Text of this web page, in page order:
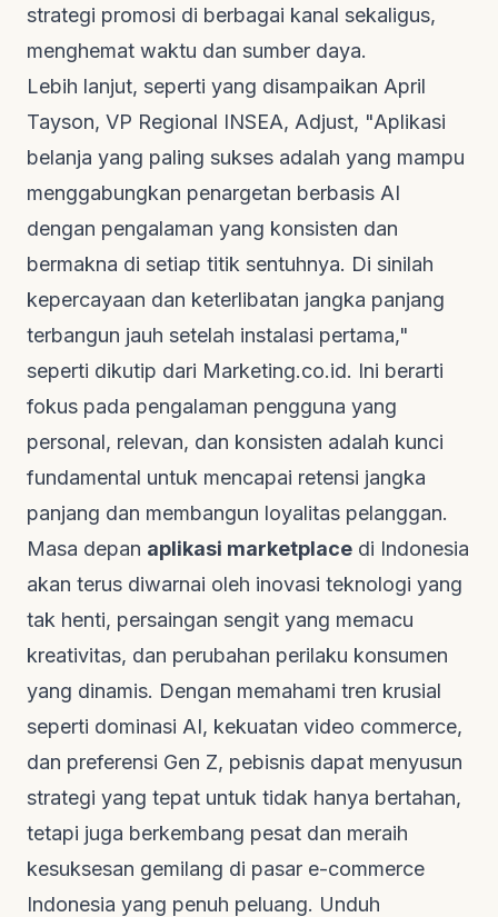
strategi promosi di berbagai kanal sekaligus,
menghemat waktu dan sumber daya.
Lebih lanjut, seperti yang disampaikan April
Tayson, VP Regional INSEA, Adjust, "Aplikasi
belanja yang paling sukses adalah yang mampu
menggabungkan penargetan berbasis AI
dengan pengalaman yang konsisten dan
bermakna di setiap titik sentuhnya. Di sinilah
kepercayaan dan keterlibatan jangka panjang
terbangun jauh setelah instalasi pertama,"
seperti dikutip dari Marketing.co.id. Ini berarti
fokus pada pengalaman pengguna yang
personal, relevan, dan konsisten adalah kunci
fundamental untuk mencapai retensi jangka
panjang dan membangun loyalitas pelanggan.
Masa depan aplikasi marketplace di Indonesia
akan terus diwarnai oleh inovasi teknologi yang
tak henti, persaingan sengit yang memacu
kreativitas, dan perubahan perilaku konsumen
yang dinamis. Dengan memahami tren krusial
seperti dominasi AI, kekuatan video commerce,
dan preferensi Gen Z, pebisnis dapat menyusun
strategi yang tepat untuk tidak hanya bertahan,
tetapi juga berkembang pesat dan meraih
kesuksesan gemilang di pasar e-commerce
Indonesia yang penuh peluang. Unduh